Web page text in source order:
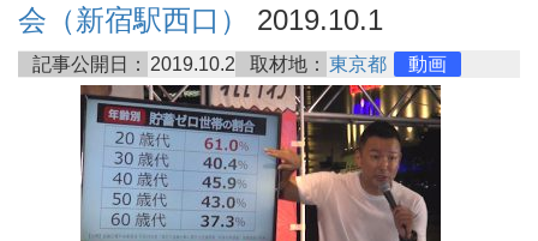
会（新宿駅西口）
2019.10.1
記事公開日： 2019.10.2 取材地： 東京都 動画